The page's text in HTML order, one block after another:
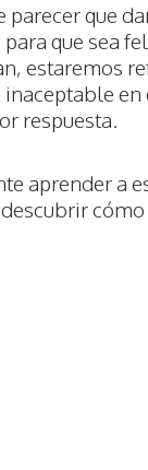
que
que sea
estaremos
en
respuesta.
aprender a